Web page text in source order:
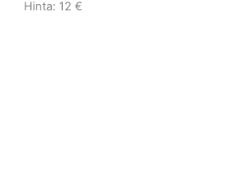
Hinta: 12 €